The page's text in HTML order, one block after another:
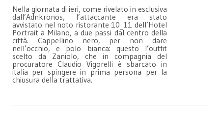
Nella giornata di ieri, come rivelato in esclusiva
dall’Adnkronos, l’attaccante era stato
avvistato nel noto ristorante 10_11 dell’Hotel
Portrait a Milano, a due passi dal centro della
città. Cappellino nero, per non dare
nell’occhio, e polo bianca: questo l’outfit
scelto da Zaniolo, che in compagnia del
procuratore Claudio Vigorelli è sbarcato in
italia per spingere in prima persona per la
chiusura della trattativa.